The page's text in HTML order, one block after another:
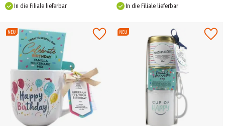
In die Filiale lieferbar
In die Filiale lieferbar